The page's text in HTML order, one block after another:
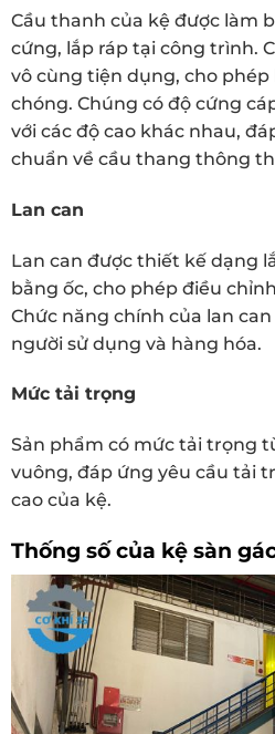
Cầu thanh của kệ được làm
cứng, lắp ráp tại công trình.
vô cùng tiện dụng, cho
chóng. Chúng có độ cứng
với các độ cao khác nhau,
chuẩn về cầu thang thông
Lan can
Lan can được thiết kế dạng
bằng ốc, cho phép điều
Chức năng chính của lan
người sử dụng và hàng hóa.
Mức tải trọng
Sản phẩm có mức tải trọng
vuông, đáp ứng yêu cầu tải
cao của kệ.
Thống số của kệ sàn